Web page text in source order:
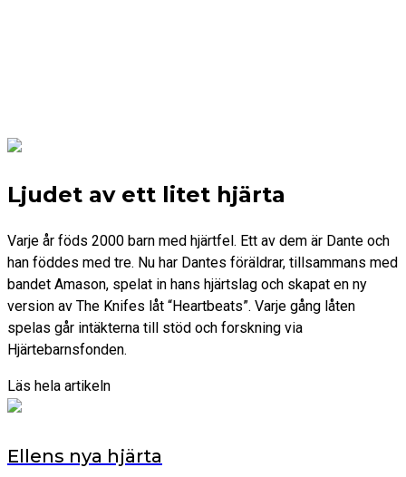
Ljudet av ett litet hjärta
Varje år föds 2000 barn med hjärtfel. Ett av dem är Dante och
han föddes med tre. Nu har Dantes föräldrar, tillsammans med
bandet Amason, spelat in hans hjärtslag och skapat en ny
version av The Knifes låt “Heartbeats”. Varje gång låten
spelas går intäkterna till stöd och forskning via
Hjärtebarnsfonden.
Läs hela artikeln
Ellens nya hjärta